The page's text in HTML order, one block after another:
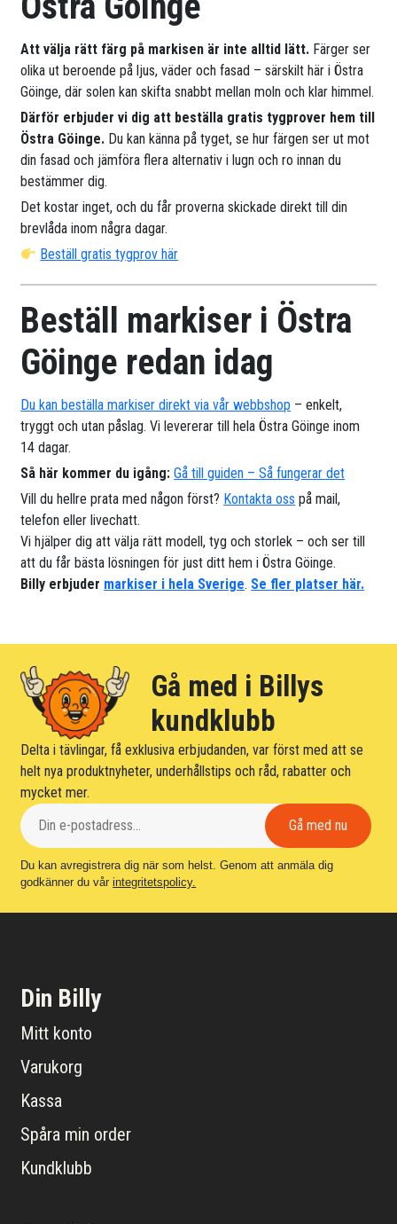
Att välja rätt färg på markisen är inte alltid lätt. Färger ser
olika ut beroende på ljus, väder och fasad – särskilt här i Östra
Göinge, där solen kan skifta snabbt mellan moln och klar himmel.
Därför erbjuder vi dig att beställa gratis tygprover hem till
Östra Göinge. Du kan känna på tyget, se hur färgen ser ut mot
din fasad och jämföra flera alternativ i lugn och ro innan du
bestämmer dig.
Det kostar inget, och du får proverna skickade direkt till din
brevlåda inom några dagar.
Beställ gratis tygprov här
Beställ markiser i Östra
Göinge redan idag
Du kan beställa markiser direkt via vår webbshop – enkelt,
tryggt och utan påslag. Vi levererar till hela Östra Göinge inom
14 dagar.
Så här kommer du igång: Gå till guiden – Så fungerar det
Vill du hellre prata med någon först? Kontakta oss på mail,
telefon eller livechatt.
Vi hjälper dig att välja rätt modell, tyg och storlek – och ser till
att du får bästa lösningen för just ditt hem i Östra Göinge.
Billy erbjuder markiser i hela Sverige. Se fler platser här.
Gå med i Billys
kundklubb
Delta i tävlingar, få exklusiva erbjudanden, var först med att se
helt nya produktnyheter, underhållstips och råd, rabatter och
mycket mer.
Du kan avregistrera dig när som helst. Genom att anmäla dig
godkänner du vårintegritetspolicy.
Din Billy
Mitt konto
Varukorg
Kassa
Spåra min order
Kundklubb